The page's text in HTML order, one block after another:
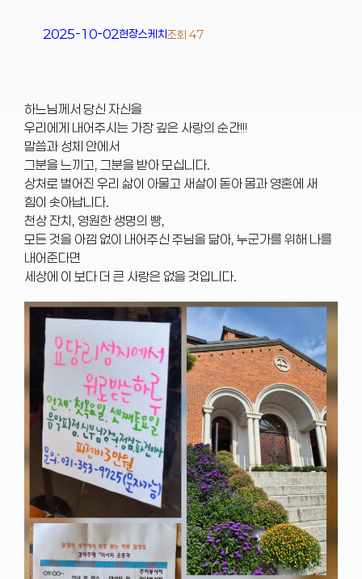
2025-10-02현장스케치조회 47
하느님께서 당신 자신을
우리에게 내어주시는 가장 깊은 사랑의 순간!!!
말씀과 성체 안에서
그분을 느끼고, 그분을 받아 모십니다.
상처로 벌어진 우리 삶이 아물고 새살이 돋아 몸과 영혼에 새
힘이 솟아납니다.
천상 잔치, 영원한 생명의 빵,
모든 것을 아낌 없이 내어주신 주님을 닮아, 누군가를 위해 나를
내어준다면
세상에 이 보다 더 큰 사랑은 없을 것입니다.